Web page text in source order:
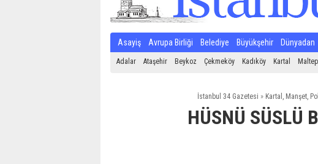
Asayiş Avrupa Birliği Belediye Büyükşehir Dünyadan
Adalar Ataşehir Beykoz Çekmeköy Kadıköy Kartal
İstanbul 34 Gazetesi » Kartal , Manşet,
HÜSNÜ SÜSLÜ